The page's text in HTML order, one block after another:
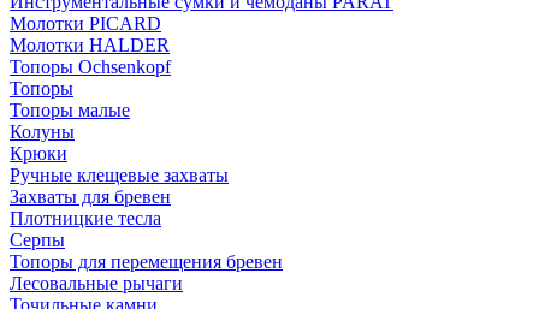
Молотки PICARD
Молотки HALDER
Топоры Ochsenkopf
Топоры
Топоры малые
Колуны
Крюки
Ручные клещевые захваты
Захваты для бревен
Плотницкие тесла
Серпы
Топоры для перемещения бревен
Лесовальные рычаги
Точильные камни